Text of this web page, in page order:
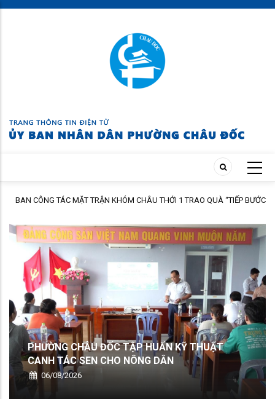
Skip
CÔNG TÁC MẶT TRẬN KHÓM CHÂU THỚI 1 TRAO QUÀ “TIẾP BƯỚC
CHÂU ĐỐC TẬP HUẤN KỸ THUẬT
TÁC SEN CHO NÔNG DÂN
06/08/2026
TRẠM
SINH